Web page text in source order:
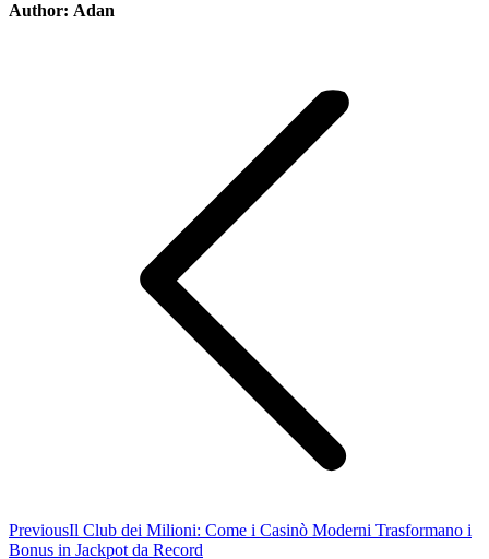
Author: Adan
PreviousPrevious
post:
Il Club dei Milioni: Come i Casinò Moderni Trasformano i
Bonus in Jackpot da Record